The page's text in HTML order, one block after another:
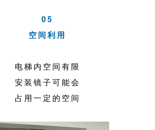
05
空间利用
电梯内空间有限
安装镜子可能会
占用一定的空间